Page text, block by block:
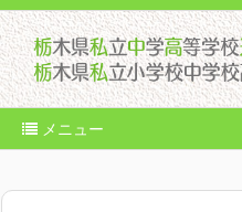
メニュー